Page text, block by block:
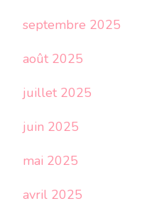
septembre 2025
août 2025
juillet 2025
juin 2025
mai 2025
avril 2025